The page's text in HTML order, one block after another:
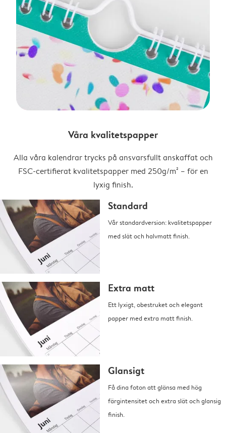
Våra kvalitetspapper
Alla våra kalendrar trycks på ansvarsfullt anskaffat och
FSC-certifierat kvalitetspapper med 250g/m² – för en
lyxig finish.
Standard
Vår standardversion: kvalitetspapper
med slät och halvmatt finish.
Extra matt
Ett lyxigt, obestruket och elegant
papper med extra matt finish.
Glansigt
Få dina foton att glänsa med hög
färgintensitet och extra slät och glansig
finish.